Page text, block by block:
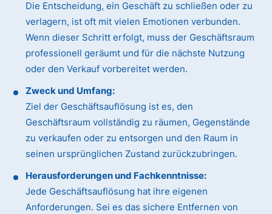
Die Entscheidung, ein Geschäft zu schließen oder zu
verlagern, ist oft mit vielen Emotionen verbunden.
Wenn dieser Schritt erfolgt, muss der Geschäftsraum
professionell geräumt und für die nächste Nutzung
oder den Verkauf vorbereitet werden.
Zweck und Umfang:
Ziel der Geschäftsauflösung ist es, den
Geschäftsraum vollständig zu räumen, Gegenstände
zu verkaufen oder zu entsorgen und den Raum in
seinen ursprünglichen Zustand zurückzubringen.
Herausforderungen und Fachkenntnisse:
Jede Geschäftsauflösung hat ihre eigenen
Anforderungen. Sei es das sichere Entfernen von